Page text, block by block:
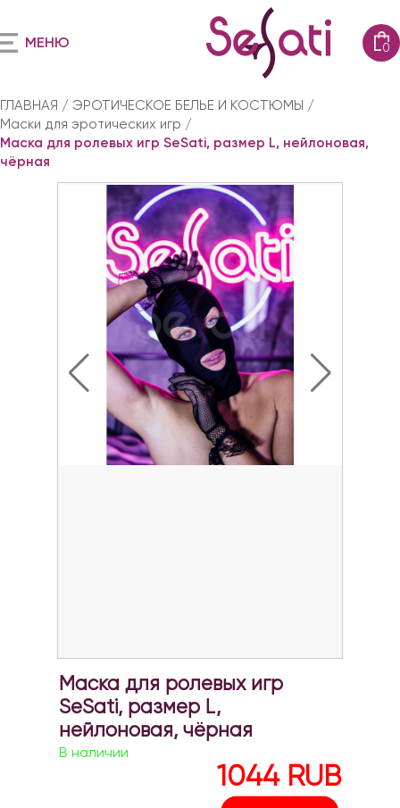
МЕНЮ 0
ГЛАВНАЯ
ЭРОТИЧЕСКОЕ БЕЛЬЕ И КОСТЮМЫ
Маски для эротических игр
Маска для ролевых игр SeSati, размер L, нейлоновая,
чёрная
Маска для ролевых игр
SeSati, размер L,
нейлоновая, чёрная
В наличии
1044RUB